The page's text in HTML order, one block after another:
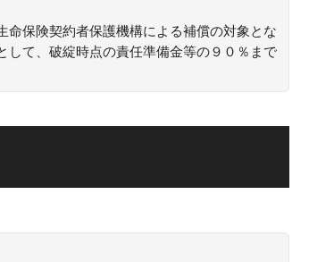
命保険契約者保護機構による補償の対象とな
して、破綻時点の責任準備金等の９０％まで